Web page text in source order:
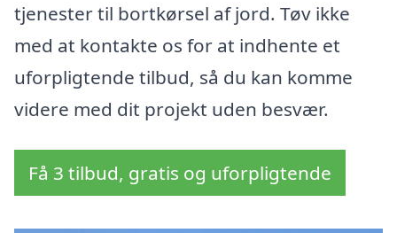
tjenester til bortkørsel af jord. Tøv ikke
med at kontakte os for at indhente et
uforpligtende tilbud, så du kan komme
videre med dit projekt uden besvær.
Få 3 tilbud, gratis og uforpligtende